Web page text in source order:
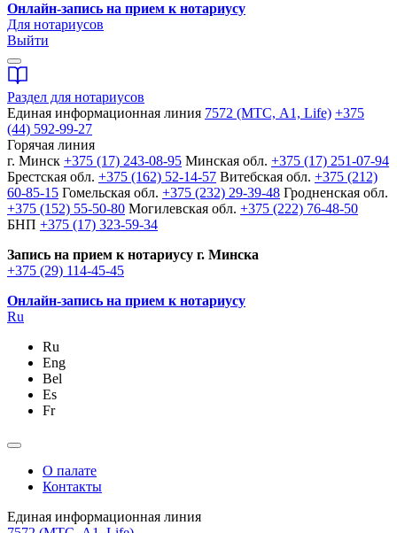
Онлайн-запись на прием к нотариусу
Для нотариусов
Выйти
Раздел для нотариусов
Единая информационная линия 7572 (МТС, A1, Life) +375
(44) 592-99-27
Горячая линия
г. Минск +375 (17) 243-08-95 Минская обл. +375 (17) 251-07-94
Брестская обл. +375 (162) 52-14-57 Витебская обл. +375 (212)
60-85-15 Гомельская обл. +375 (232) 29-39-48 Гродненская обл.
+375 (152) 55-50-80 Могилевская обл. +375 (222) 76-48-50
БНП +375 (17) 323-59-34
Запись на прием к нотариусу г. Минска
+375 (29) 114-45-45
Онлайн-запись на прием к нотариусу
Ru
Ru
Eng
Bel
Es
Fr
О палате
Контакты
Единая информационная линия